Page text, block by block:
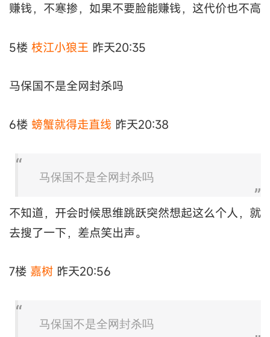
赚钱，不寒掺，如果不要脸能赚钱，这代价也不高
5楼 枝江小狼王 昨天20:35
马保国不是全网封杀吗
6楼 螃蟹就得走直线 昨天20:38
马保国不是全网封杀吗
不知道，开会时候思维跳跃突然想起这么个人，就
去搜了一下，差点笑出声。
7楼 嘉树 昨天20:56
马保国不是全网封杀吗